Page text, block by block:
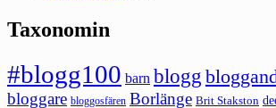
Taxonomin
#blogg100 barn blogg
bloggare bloggosfären Borlänge Brit Stakston